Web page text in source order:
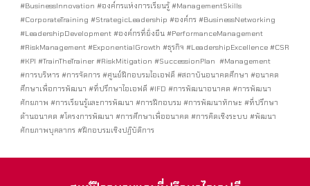
#BusinessInnovation #องค์กรแห่งการเรียนรู้ #ManagementSkills
#CorporateTraining #StrategicLeadership #องค์กร #BusinessNetworking
#LeadershipDevelopment #องค์กรที่ยั่งยืน #PerformanceManagement
#RiskManagement #ExponentialGrowth #ธุรกิจ #LeadershipExcellence #CSR
#KPI #TrainTheTrainer #RiskMitigation #SuccessionPlan #Management
#การบริหาร #การจัดการ #ศูนย์ฝึกอบรมไอเอฟดี #สถาบันอนาคตศึกษา #อนาคต
ศึกษาเพื่อการพัฒนา #ที่ปรึกษาไอเอฟดี #IFD #การพัฒนาอนาคต #การพัฒนา
ศักยภาพ #การเรียนรู้และการพัฒนา #การฝึกอบรม #การพัฒนาทักษะ #ที่ปรึกษา
ด้านอนาคต #โครงการพัฒนา #การศึกษาเพื่ออนาคต #การคิดเชิงระบบ #พัฒนา
ศักยภาพบุคลากร #ฝึกอบรมเชิงปฏิบัติการ